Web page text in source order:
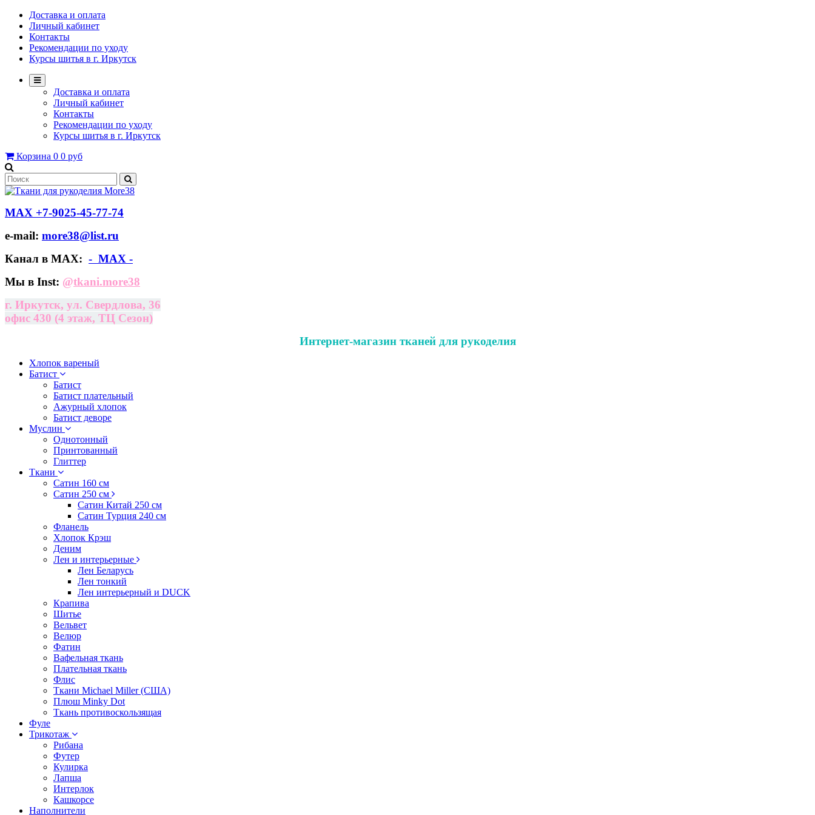
Доставка и оплата
Личный кабинет
Контакты
Рекомендации по уходу
Курсы шитья в г. Иркутск
Доставка и оплата
Личный кабинет
Контакты
Рекомендации по уходу
Курсы шитья в г. Иркутск
Корзина 0 0 руб
МАХ +7-9025-45-77-74
e-mail: more38@list.ru
Канал в МАХ: - МАХ -
Мы в Inst: @tkani.more38
г. Иркутск, ул. Свердлова, 36
офис 430 (4 этаж, ТЦ Сезон)
Интернет-магазин тканей для рукоделия
Хлопок вареный
Батист
Батист
Батист плательный
Ажурный хлопок
Батист деворе
Муслин
Однотонный
Принтованный
Глиттер
Ткани
Сатин 160 см
Сатин 250 см
Сатин Китай 250 см
Сатин Турция 240 см
Фланель
Хлопок Крэш
Деним
Лен и интерьерные
Лен Беларусь
Лен тонкий
Лен интерьерный и DUCK
Крапива
Шитье
Вельвет
Велюр
Фатин
Вафельная ткань
Плательная ткань
Флис
Ткани Michael Miller (США)
Плюш Minky Dot
Ткань противоскользящая
Фуле
Трикотаж
Рибана
Футер
Кулирка
Лапша
Интерлок
Кашкорсе
Наполнители